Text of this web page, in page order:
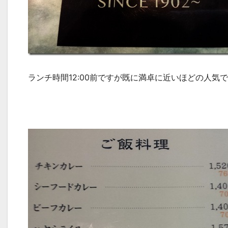
ランチ時間12:00前ですが既に満卓に近いほどの人気